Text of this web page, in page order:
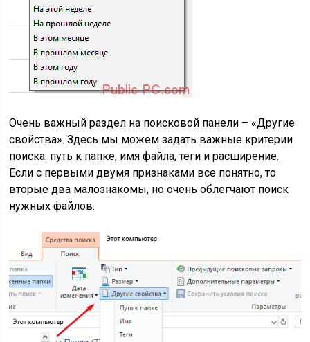
Очень важный раздел на поисковой панели – «Другие
свойства». Здесь мы можем задать важные критерии
поиска: путь к папке, имя файла, теги и расширение.
Если с первыми двумя признаками все понятно, то
вторые два малознакомы, но очень облегчают поиск
нужных файлов.